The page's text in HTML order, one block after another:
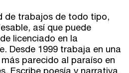
de trabajos de todo tipo,
así que puede
licenciado en la
Desde 1999 trabaja en una
parecido al paraíso en